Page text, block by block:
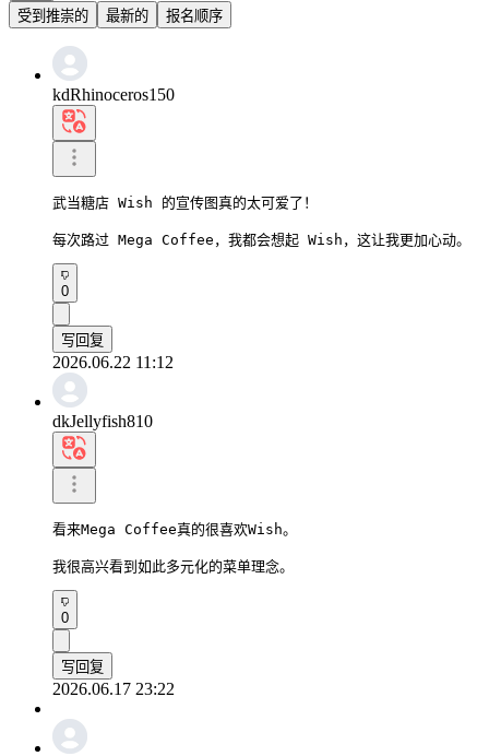
受到推崇的 最新的 报名顺序
kdRhinoceros150
武当糖店 Wish 的宣传图真的太可爱了！
每次路过 Mega Coffee，我都会想起 Wish，这让我更加心动。
0
写回复
2026.06.22 11:12
dkJellyfish810
看来Mega Coffee真的很喜欢Wish。
我很高兴看到如此多元化的菜单理念。
0
写回复
2026.06.17 23:22